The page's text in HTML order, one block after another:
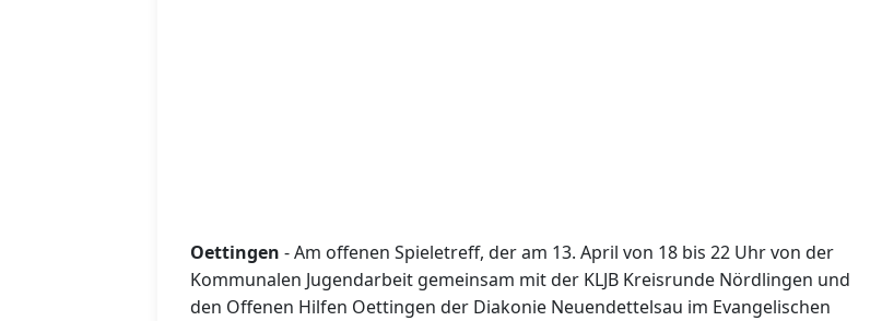
Oettingen - Am offenen Spieletreff, der am 13. April von 18 bis 22 Uhr von der
Kommunalen Jugendarbeit gemeinsam mit der KLJB Kreisrunde Nördlingen und
den Offenen Hilfen Oettingen der Diakonie Neuendettelsau im Evangelischen